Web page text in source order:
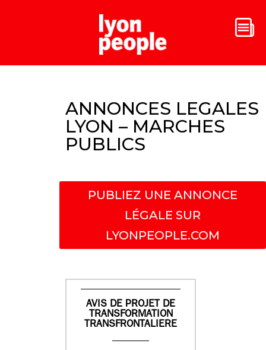
ANNONCES LEGALES
LYON – MARCHES
PUBLICS
PUBLIEZ UNE ANNONCE
LÉGALE SUR
LYONPEOPLE.COM
AVIS DE PROJET DE
TRANSFORMATION
TRANSFRONTALIERE